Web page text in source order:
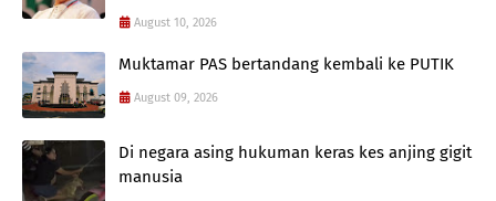
August 10, 2026
Muktamar PAS bertandang kembali ke PUTIK
August 09, 2026
Di negara asing hukuman keras kes anjing gigit
manusia